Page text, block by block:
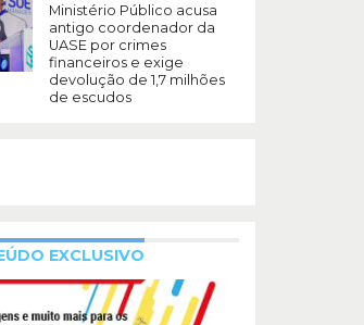
Ministério Público acusa
antigo coordenador da
UASE por crimes
financeiros e exige
devolução de 1,7 milhões
de escudos
EXCLUSIVO